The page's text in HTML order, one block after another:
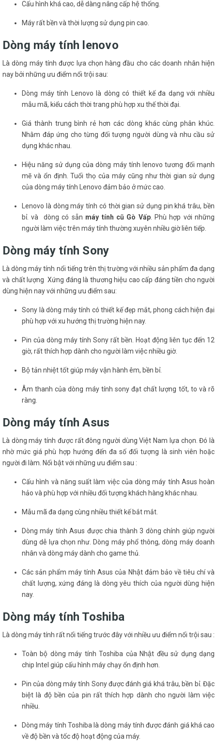
Cấu hình khá cao, dễ dàng nâng cấp hệ thống.
Máy rất bền và thời lượng sử dụng pin cao.
Dòng máy tính lenovo
Là dòng máy tính được lựa chọn hàng đầu cho các doanh nhân hiện
nay bởi những ưu điểm nổi trội sau:
Dòng máy tính Lenovo là dòng có thiết kế đa dạng với nhiều
mẫu mã, kiểu cách thời trang phù hợp xu thế thời đại.
Giá thành trung bình rẻ hơn các dòng khác cùng phân khúc.
Nhằm đáp ứng cho từng đối tượng người dùng và nhu cầu sử
dụng khác nhau.
Hiệu năng sử dụng của dòng máy tính lenovo tương đối mạnh
mẽ và ổn định. Tuổi thọ của máy cũng như thời gian sử dụng
của dòng máy tính Lenovo đảm bảo ở mức cao.
Lenovo là dòng máy tính có thời gian sử dụng pin khá trâu, bền
bỉ. và dòng có sẵn máy tính cũ Gò Vấp. Phù hợp với những
người làm việc trên máy tính thường xuyên nhiều giờ liên tiếp.
Dòng máy tính Sony
Là dòng máy tính nổi tiếng trên thị trường với nhiều sản phẩm đa dạng
và chất lượng Xứng đáng là thương hiệu cao cấp đáng tiền cho người
dùng hiện nay với những ưu điểm sau:
Sony là dòng máy tính có thiết kế đẹp mắt, phong cách hiện đại
phù hợp với xu hướng thị trường hiện nay.
Pin của dòng máy tính Sony rất bền. Hoạt động liên tục đến 12
giờ, rất thích hợp dành cho người làm việc nhiều giờ.
Bộ tản nhiệt tốt giúp máy vận hành êm, bền bỉ.
Âm thanh của dòng máy tính sony đạt chất lượng tốt, to và rõ
ràng.
Dòng máy tính Asus
Là dòng máy tính được rất đông người dùng Việt Nam lựa chọn. Đó là
nhờ mức giá phù hợp hướng đến đa số đối tượng là sinh viên hoặc
người đi làm. Nổi bật với những ưu điểm sau :
Cấu hình và năng suất làm việc của dòng máy tính Asus hoàn
hảo và phù hợp với nhiều đối tượng khách hàng khác nhau.
Mẫu mã đa dạng cùng nhiều thiết kế bắt mắt.
Dòng máy tính Asus được chia thành 3 dòng chính giúp người
dùng dễ lựa chọn như. Dòng máy phổ thông, dòng máy doanh
nhân và dòng máy dành cho game thủ.
Các sản phẩm máy tính Asus của Nhật đảm bảo về tiêu chí và
chất lượng, xứng đáng là dòng yêu thích của người dùng hiện
nay.
Dòng máy tính Toshiba
Là dòng máy tính rất nổi tiếng trước đây với nhiều ưu điểm nổi trội sau :
Toàn bộ dòng máy tính Toshiba của Nhật đều sử dụng dạng
chip Intel giúp cấu hình máy chạy ổn định hơn.
Pin của dòng máy tính Sony được đánh giá khá trâu, bền bỉ. Đặc
biệt là độ bền của pin rất thích hợp dành cho người làm việc
nhiều.
Dòng máy tính Toshiba là dòng máy tính được đánh giá khá cao
về độ bền và tốc độ hoạt động của máy.